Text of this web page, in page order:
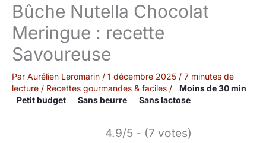
Bûche Nutella Chocolat
Meringue : recette
Savoureuse
Par Aurélien Leromarin / 1 décembre 2025 / 7 minutes de
lecture / Recettes gourmandes & faciles /
Moins de 30 min
Petit budget
Sans beurre Sans lactose
4.9/5 - (7 votes)